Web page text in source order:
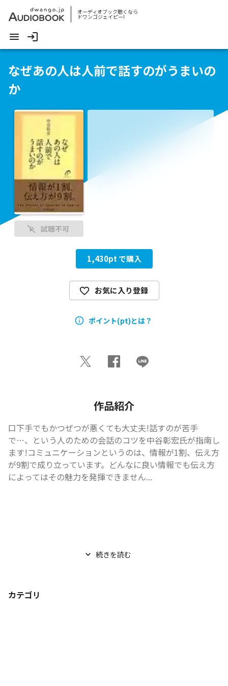
オーディオブック聴くなら
ドワンゴジェイピー!
なぜあの人は人前で話すのがうまいの
か
試聴不可
1,430pt で購入
お気に入り登録
ポイント(pt)とは？
作品紹介
口下手でもかつぜつが悪くても大丈夫!話すのが苦手
で…、という人のための会話のコツを中谷彰宏氏が指南し
ます!コミュニケーションというのは、情報が1割、伝え方
が9割で成り立っています。どんなに良い情報でも伝え方
によってはその魅力を発揮できません...
続きを読む
カテゴリ